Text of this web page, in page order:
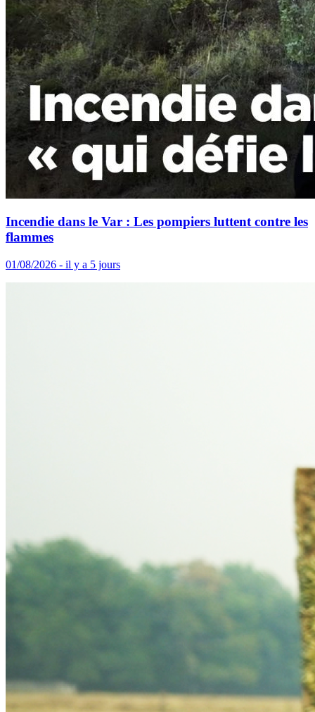
Incendie dans le Var : Les pompiers luttent contre les
flammes
01/08/2026 - il y a 5 jours